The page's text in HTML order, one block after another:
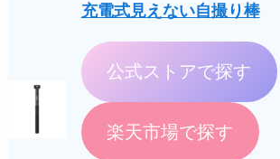
充電式見えない自撮り棒
公式ストアで探す
楽天市場で探す